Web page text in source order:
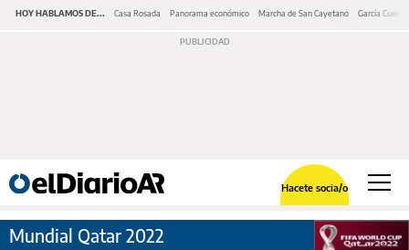
HOY HABLAMOS DE... Casa Rosada Panorama económico Marcha de San Cayetano García Cuerva
Hacete socia/o
Mundial Qatar 2022